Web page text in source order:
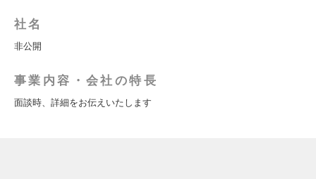
社名
非公開
事業内容・会社の特長
面談時、詳細をお伝えいたします